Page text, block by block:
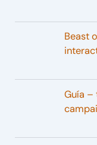
Beast
Guía –